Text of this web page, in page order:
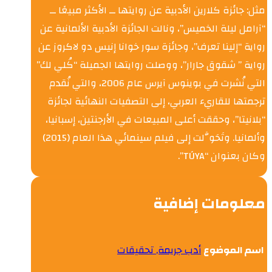
مثل: جائزة كلارين الأدبية عن روايتها ــ الأكثر مبيعًا ــ
“آرامل ليلة الخميس”، ونالت الجائزة الأدبية الألمانية عن
رواية “إلينا تعرف”، وجائزة سور خوانا إنيس دو لاكروز عن
رواية ” شقوق جارار”، ووصلت روايتها الجميلة “كُلي لك”
التي نُشرت في بوينوس آيرس عام 2006، والتي نُقدم
ترجمتها للقاريء العربي، إلى التصفيات النهائية لجائزة
“بلانيتا”، وحققت أعلى المبيعات في الأرجنتين، إسبانيا،
وألمانيا. وتَحَوَّلت إلى فيلم سينمائي هذا العام (2015)
وكان بعنوان “TÚYA”.
معلومات إضافية
اسم الموضوعأدب جريمة, تحقيقات